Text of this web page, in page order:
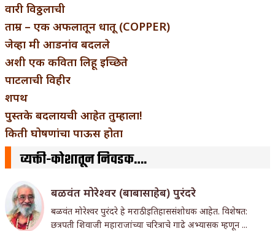
वारी विठ्ठलाची
ताम्र – एक अफलातून धातू (COPPER)
जेव्हा मी आडनांव बदलले
अशी एक कविता लिहू इच्छिते
पाटलाची विहीर
शपथ
पुस्तके बदलायची आहेत तुम्हाला!
किती घोषणांचा पाऊस होता
व्यक्ती-कोशातून निवडक….
बळवंत मोरेश्वर (बाबासाहेब) पुरंदरे
बळवंत मोरेश्वर पुरंदरे हे मराठी इतिहाससंशोधक आहेत. विशेषत:
छत्रपती शिवाजी महाराजांच्या चरित्राचे गाढे अभ्यासक म्हणून ...